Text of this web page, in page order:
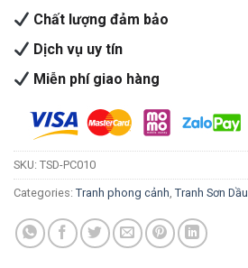
Chất lượng đảm bảo
Dịch vụ uy tín
Miễn phí giao hàng
SKU: TSD-PC010
Categories: Tranh phong cảnh, Tranh Sơn Dầu